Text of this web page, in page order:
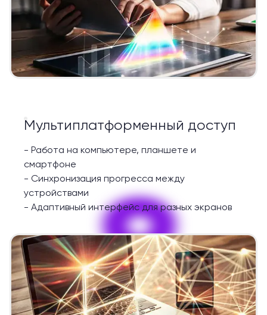
9
Мультиплатформенный доступ
- Работа на компьютере, планшете и
смартфоне
- Синхронизация прогресса между
устройствами
- Адаптивный интерфейс для разных экранов